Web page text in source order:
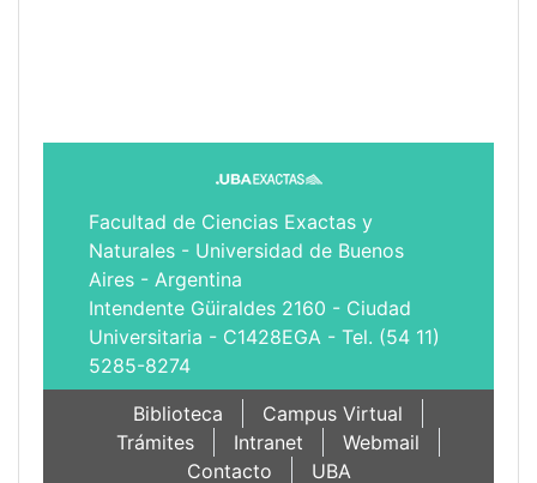
Facultad de Ciencias Exactas y
Naturales - Universidad de Buenos
Aires - Argentina
Intendente Güiraldes 2160 - Ciudad
Universitaria - C1428EGA - Tel. (54 11)
5285-8274
Biblioteca
Campus Virtual
Trámites
Intranet
Webmail
Contacto
UBA